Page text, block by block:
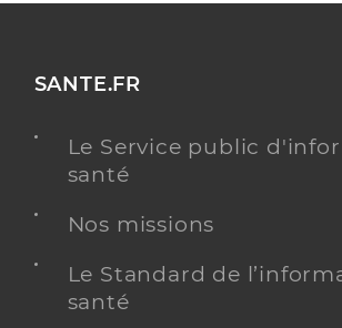
SANTE.FR
Le Service public
santé
Nos missions
Le Standard de
santé